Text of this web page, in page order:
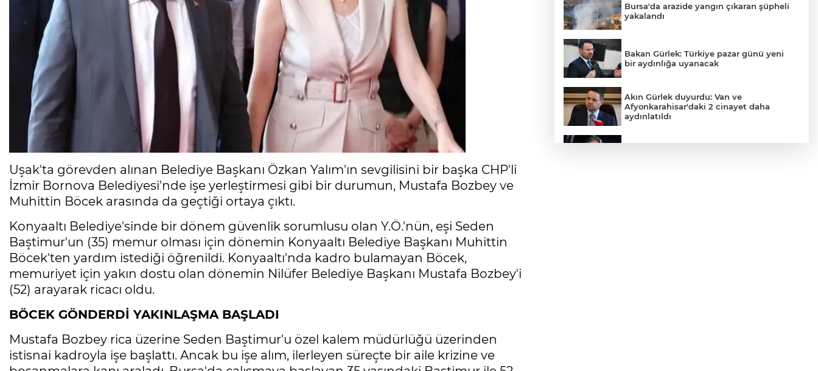
Uşak'ta görevden alınan Belediye Başkanı Özkan Yalım'ın sevgilisini bir başka CHP'li
İzmir Bornova Belediyesi'nde işe yerleştirmesi gibi bir durumun, Mustafa Bozbey ve
Muhittin Böcek arasında da geçtiği ortaya çıktı.
Konyaaltı Belediye'sinde bir dönem güvenlik sorumlusu olan Y.Ö.'nün, eşi Seden
Baştimur'un (35) memur olması için dönemin Konyaaltı Belediye Başkanı Muhittin
Böcek'ten yardım istediği öğrenildi. Konyaaltı'nda kadro bulamayan Böcek,
memuriyet için yakın dostu olan dönemin Nilüfer Belediye Başkanı Mustafa Bozbey'i
(52) arayarak ricacı oldu.
BÖCEK GÖNDERDİ YAKINLAŞMA BAŞLADI
Mustafa Bozbey rica üzerine Seden Baştimur'u özel kalem müdürlüğü üzerinden
istisnai kadroyla işe başlattı. Ancak bu işe alım, ilerleyen süreçte bir aile krizine ve
Bursa'da arazide yangın çıkaran şüpheli
yakalandı
Bakan Gürlek: Türkiye pazar günü yeni
bir aydınlığa uyanacak
Akın Gürlek duyurdu: Van ve
Afyonkarahisar'daki 2 cinayet daha
aydınlatıldı